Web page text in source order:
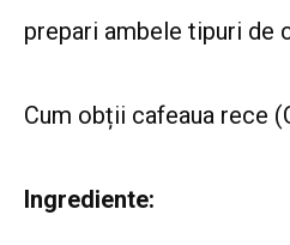
prepari ambele tipuri de
Cum obții cafeaua rece
Ingrediente: